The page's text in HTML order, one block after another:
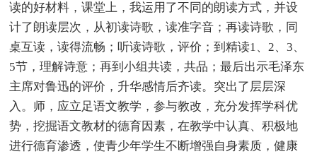
读的好材料，课堂上，我运用了不同的朗读方式，并设
计了朗读层次，从初读诗歌，读准字音；再读诗歌，同
桌互读，读得流畅；听读诗歌，评价；到精读1、2、3、
5节，理解诗意；再到小组共读，共品；最后出示毛泽东
主席对鲁迅的评价，升华感情后齐读。突出了层层深
入。师，应立足语文教学，参与教改，充分发挥学科优
势，挖掘语文教材的德育因素，在教学中认真、积极地
进行德育渗透，使青少年学生不断增强自身素质，健康